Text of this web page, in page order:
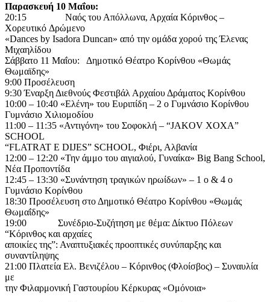
Παρασκευή 10 Μαΐου:
20:15 Ναός του Απόλλωνα, Αρχαία Κόρινθος –
Χορευτικό Δρώμενο
«Dances by Isadora Duncan» από την ομάδα χορού της Έλενας
Μιχαηλίδου
Σάββατο 11 Μαΐου: Δημοτικό Θέατρο Κορίνθου «Θωμάς
Θωμαϊδης»
9:00 Προσέλευση
9:30 Έναρξη Διεθνούς Φεστιβάλ Αρχαίου Δράματος Κορίνθου
10:00 – 10:40 «Ελένη» του Ευριπίδη – 2 ο Γυμνάσιο Κορίνθου
Γυμνάσιο Χιλιομοδίου
11:00 – 11:35 «Αντιγόνη» του Σοφοκλή – “JAKOV XOXA”
SCHOOL
“FLATRAT E DIJES” SCHOOL, Φιέρι, Αλβανία
12:00 – 12:20 «Την άμμο του αιγιαλού, Γυναίκα» Big Bang School,
Νέα Προποντίδα
12:45 – 13:30 «Συνάντηση τραγικών ηρωίδων» – 1 ο & 4 ο
Γυμνάσιο Κορίνθου
18:30 Προσέλευση στο Δημοτικό Θέατρο Κορίνθου «Θωμάς
Θωμαΐδης»
19:00 Συνέδριο-Συζήτηση με θέμα: Δίκτυο Πόλεων
“Κόρινθος και αρχαίες
αποικίες της”: Αναπτυξιακές προοπτικές συνύπαρξης και
συναντίληψης
21:00 Πλατεία Ελ. Βενιζέλου – Κόρινθος (Φλοίσβος) – Συναυλία
με
την Φιλαρμονική Γαστουρίου Κέρκυρας «Ομόνοια»